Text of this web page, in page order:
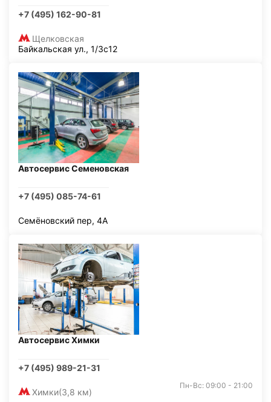
+7 (495) 162-90-81
Щелковская
Байкальская ул., 1/3с12
Автосервис Семеновская
+7 (495) 085-74-61
Семёновский пер, 4А
Автосервис Химки
+7 (495) 989-21-31
Химки(3,8 км)
Пн-Вс: 09:00 - 21:00